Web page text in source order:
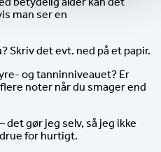
man ser en
Skriv det evt. ned på et papir.
og tanninniveauet? Er
noter når du smager end
– det gør jeg selv, så jeg ikke
for hurtigt.